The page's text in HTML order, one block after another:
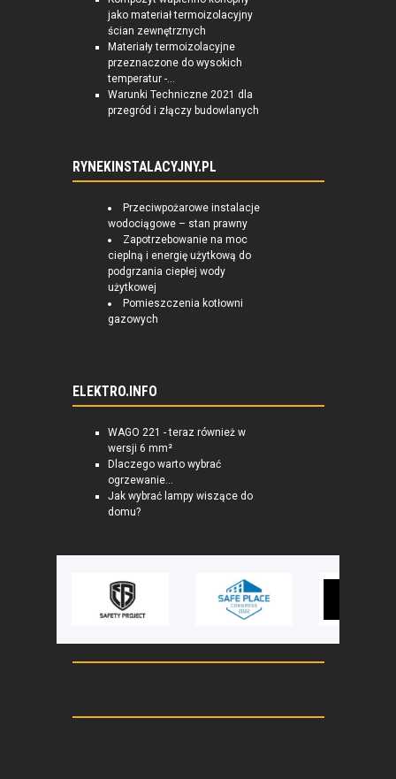
jako materiał termoizolacyjny
ścian zewnętrznych
Materiały termoizolacyjne
przeznaczone do wysokich
temperatur -...
Warunki Techniczne 2021 dla
przegród i złączy budowlanych
RYNEKINSTALACYJNY.PL
Przeciwpożarowe instalacje
wodociągowe – stan prawny
Zapotrzebowanie na moc
cieplną i energię użytkową do
podgrzania ciepłej wody
użytkowej
Pomieszczenia kotłowni
gazowych
ELEKTRO.INFO
WAGO 221 - teraz również w
wersji 6 mm²
Dlaczego warto wybrać
ogrzewanie...
Jak wybrać lampy wiszące do
domu?